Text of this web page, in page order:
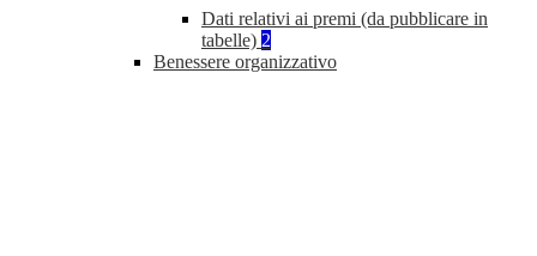
Dati relativi ai premi (da pubblicare in
tabelle) 2
Benessere organizzativo